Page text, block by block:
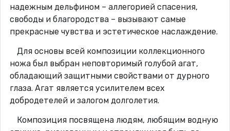
надежным дельфином – аллегорией спасения,
свободы и благородства – вызывают самые
прекрасные чувства и эстетическое наслаждение.
Для основы всей композиции коллекционного
ножа был выбран неповторимый голубой агат,
обладающий защитными свойствами от дурного
глаза. Агат является усилителем всех
добродетелей и залогом долголетия.
Композиция посвящена людям, любящим водную